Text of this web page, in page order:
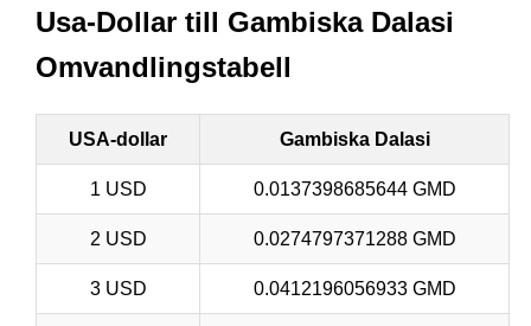
Usa-Dollar till Gambiska Dalasi
Omvandlingstabell
USA-dollar Gambiska Dalasi
1 USD 0.0137398685644 GMD
2 USD 0.0274797371288 GMD
3 USD 0.0412196056933 GMD